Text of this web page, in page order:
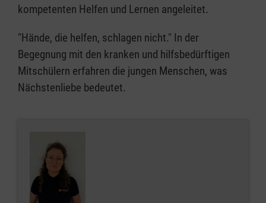
kompetenten Helfen und Lernen angeleitet.
"Hände, die helfen, schlagen nicht." In der
Begegnung mit den kranken und hilfsbedürftigen
Mitschülern erfahren die jungen Menschen, was
Nächstenliebe bedeutet.